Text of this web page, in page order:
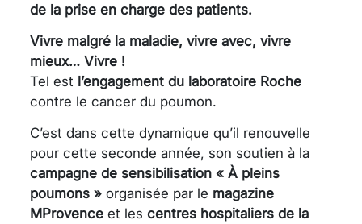
de la prise en charge des patients.
Vivre malgré la maladie, vivre avec, vivre
mieux… Vivre !
Tel est l’engagement du laboratoire Roche
contre le cancer du poumon.
C’est dans cette dynamique qu’il renouvelle
pour cette seconde année, son soutien à la
campagne de sensibilisation « À pleins
poumons » organisée par le magazine
MProvence et les centres hospitaliers de la